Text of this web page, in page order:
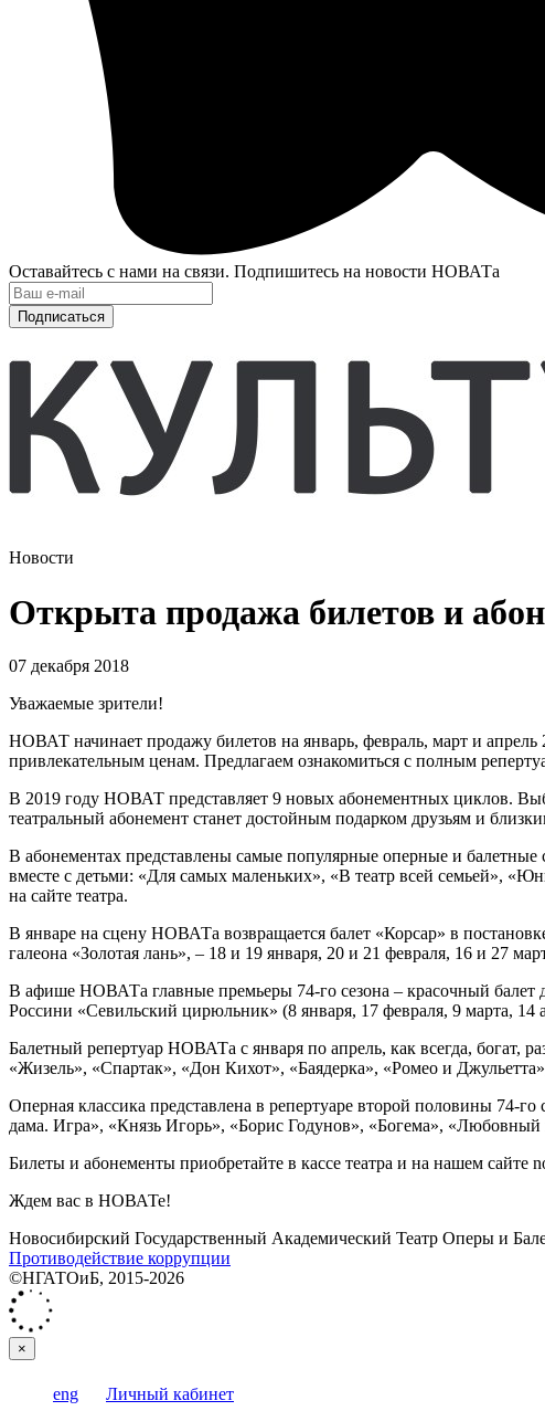
Оставайтесь с нами на связи. Подпишитесь на новости НОВАТа
Подписаться
Новости
Открыта продажа билетов и
07 декабря 2018
Уважаемые зрители!
НОВАТ начинает продажу билетов на январь, февраль, март и
привлекательным ценам. Предлагаем ознакомиться с полным
В 2019 году НОВАТ представляет 9 новых абонементных циклов.
театральный абонемент станет достойным подарком друзьям и
В абонементах представлены самые популярные оперные и
вместе с детьми: «Для самых маленьких», «В театр всей семьей»,
на сайте театра.
В январе на сцену НОВАТа возвращается балет «Корсар» в
галеона «Золотая лань», – 18 и 19 января, 20 и 21 февраля, 16 и 27
В афише НОВАТа главные премьеры 74-го сезона – красочный балет
Россини «Севильский цирюльник» (8 января, 17 февраля, 9 марта, 14
Балетный репертуар НОВАТа с января по апрель, как всегда, богат,
«Жизель», «Спартак», «Дон Кихот», «Баядерка», «Ромео и
Оперная классика представлена в репертуаре второй половины
дама. Игра», «Князь Игорь», «Борис Годунов», «Богема», «Любовный
Билеты и абонементы приобретайте в кассе театра и на нашем сайте
Ждем вас в НОВАТе!
Новосибирский Государственный Академический Театр Оперы и
Противодействие коррупции
©НГАТОиБ, 2015-2026
×
eng Личный кабинет